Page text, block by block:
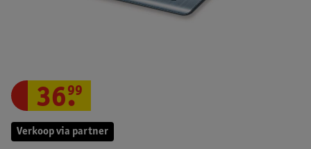
Verkoop via partner
36.
99